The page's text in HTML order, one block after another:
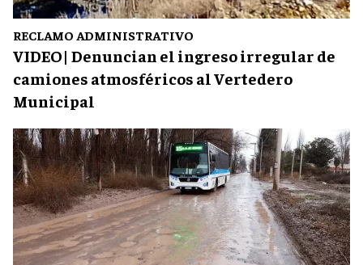
RECLAMO ADMINISTRATIVO
VIDEO| Denuncian el ingreso irregular de
camiones atmosféricos al Vertedero
Municipal